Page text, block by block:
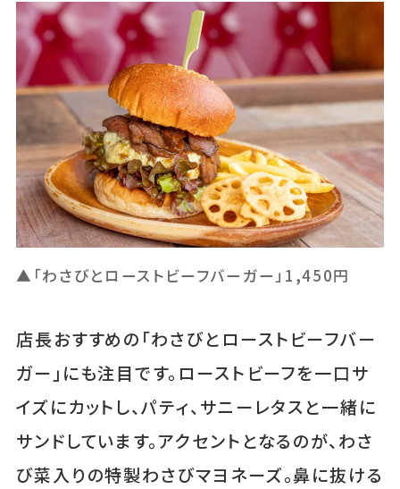
▲「わさびとローストビーフバーガー」1,450円
店長おすすめの「わさびとローストビーフバー
ガー」にも注目です。ローストビーフを一口サ
イズにカットし、パティ、サニーレタスと一緒に
サンドしています。アクセントとなるのが、わさ
び菜入りの特製わさびマヨネーズ。鼻に抜ける